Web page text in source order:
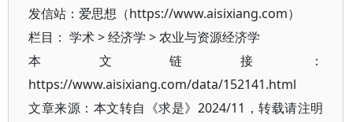
发信站：爱思想（https://www.aisixiang.com）
栏目： 学术>经济学 >农业与资源经济学
本文链接：
https://www.aisixiang.com/data/152141.html
文章来源：本文转自《求是》2024/11，转载请注明